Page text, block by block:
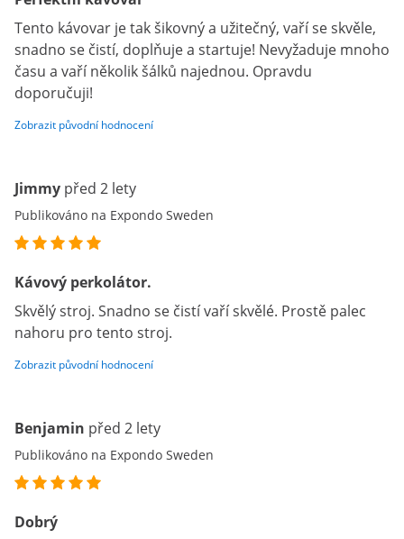
Tento kávovar je tak šikovný a užitečný, vaří se skvěle,
snadno se čistí, doplňuje a startuje! Nevyžaduje mnoho
času a vaří několik šálků najednou. Opravdu
doporučuji!
Zobrazit původní hodnocení
Jimmy před 2 lety
Publikováno na Expondo Sweden
Kávový perkolátor.
Skvělý stroj. Snadno se čistí vaří skvělé. Prostě palec
nahoru pro tento stroj.
Zobrazit původní hodnocení
Benjamin před 2 lety
Publikováno na Expondo Sweden
Dobrý